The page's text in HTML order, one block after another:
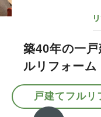
築40年の一
ルリフォーム
戸建てフルリ